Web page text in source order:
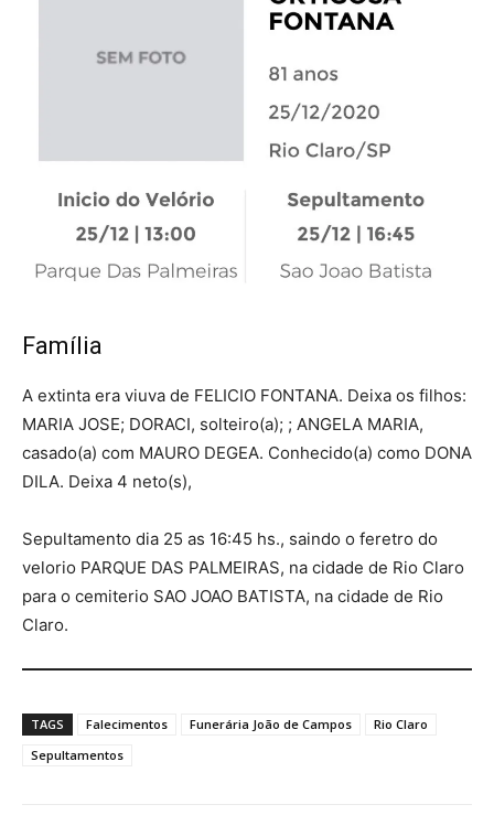
Família
A extinta era viuva de FELICIO FONTANA. Deixa os filhos:
MARIA JOSE; DORACI, solteiro(a); ; ANGELA MARIA,
casado(a) com MAURO DEGEA. Conhecido(a) como DONA
DILA. Deixa 4 neto(s),
Sepultamento dia 25 as 16:45 hs., saindo o feretro do
velorio PARQUE DAS PALMEIRAS, na cidade de Rio Claro
para o cemiterio SAO JOAO BATISTA, na cidade de Rio
Claro.
TAGS Falecimentos Funerária João de Campos
Rio Claro
Sepultamentos